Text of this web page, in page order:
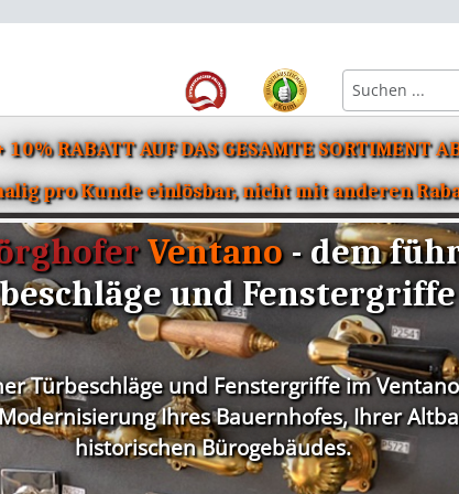
für Bad & WCEinzelteile für Türbeschläge
Eisenwaren &
RABATT AUF DAS GESAMTE SORTIMENT
pro Kunde einlösbar, nicht mit anderen
Ventano- dem
und
Türbeschläge und Fenstergriffe im
Ihres Bauernhofes, Ihrer
historischen Bürogebäudes.